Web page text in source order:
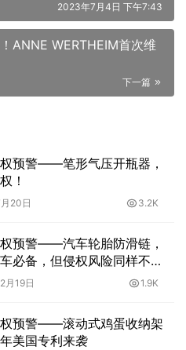
2023年7月4日 下午7:43
ANNE WERTHEIM首次维
下一篇
预警——笔形气压开瓶器，
！
20日 3.2K
预警——汽车轮胎防滑链，
必备，但侵权风险同样不
月19日 1.9K
预警——滚动式鸡蛋收纳架
美国专利来袭